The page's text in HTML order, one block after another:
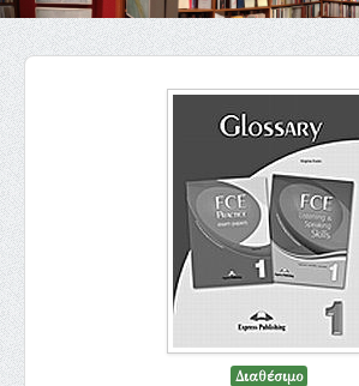
Επικοινωνία
Διαθέσιμο